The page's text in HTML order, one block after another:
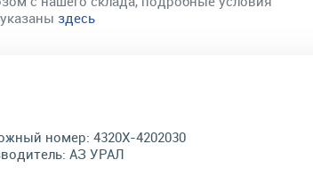
здесь
номер: 4320Х-4202030
АЗ УРАЛ